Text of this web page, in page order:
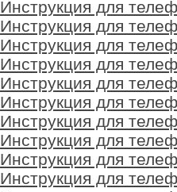
Инструкция для
Инструкция для
Инструкция для
Инструкция для
Инструкция для
Инструкция для
Инструкция для
Инструкция для
Инструкция для
Инструкция для